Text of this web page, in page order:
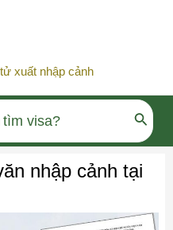
xuất nhập cảnh
nhập cảnh tại